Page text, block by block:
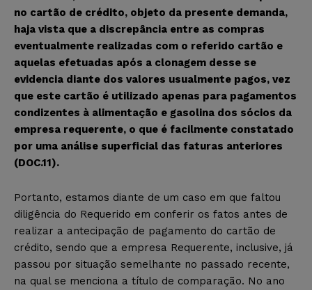
no cartão de crédito, objeto da presente demanda,
haja vista que a discrepância entre as compras
eventualmente realizadas com o referido cartão e
aquelas efetuadas após a clonagem desse se
evidencia diante dos valores usualmente pagos, vez
que este cartão é utilizado apenas para pagamentos
condizentes à alimentação e gasolina dos sócios da
empresa requerente, o que é facilmente constatado
por uma análise superficial das faturas anteriores
(DOC.11).
Portanto, estamos diante de um caso em que faltou
diligência do Requerido em conferir os fatos antes de
realizar a antecipação de pagamento do cartão de
crédito, sendo que a empresa Requerente, inclusive, já
passou por situação semelhante no passado recente,
na qual se menciona a título de comparação. No ano